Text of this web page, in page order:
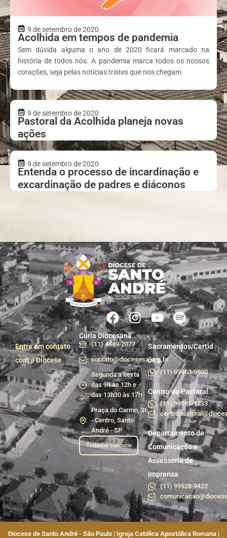
9 de setembro de 2020
Acolhida em tempos de pandemia
Sem dúvida alguma o ano de 2020 ficará marcado na
história de todos nós. A pandemia marca todos os nossos
corações, seja pelas notícias tristes que nos chegam
9 de setembro de 2020
Pastoral da Acolhida planeja novas
ações
9 de setembro de 2020
Entenda o processo de incardinação e
excardinação de padres e diáconos
Entre em contato
com a Diocese
Cúria Diocesana
(11) 4469-2077
contato@diocesesa.org.br
Segunda a sexta
das 9h às 12h e
das 13h30 às 17h
Praça do Carmo, 36
- Centro, Santo
André - SP
Trabalhe conosco
Sacramentos/Certid
ões
(11) 99463-9500
Centro de Pastoral
(11) 99981-1233
Departamento de
Comunicação e
Assessoria de
Imprensa
(11) 99928-9422
Diocese de Santo André - São Paulo | Igreja Católica Apostólica Romana |